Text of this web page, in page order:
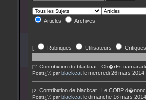
Articles Archives
[ Rubriques Utilisateurs
[1] Contribution de blackcat : Ch�rEs
Postï¿½ par blackcat le mercredi 26 mars 2014
[2] Contribution de blackcat : Le COBP
Postï¿½ par blackcat le dimanche 16 mars